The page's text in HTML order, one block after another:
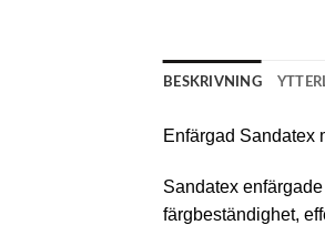
BESKRIVNING
Enfärgad Sandatex
Sandatex
färgbeständighet,